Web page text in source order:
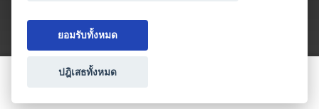
ยอมรับทั้งหมด
ปฎิเสธทั้งหมด